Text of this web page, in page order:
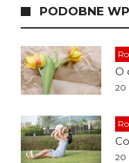
PODOBNE
O
20
20